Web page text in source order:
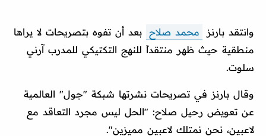
وانتقد بارنز محمد صلاح بعد أن تفوه بتصريحات لا يراها
منطقية حيث ظهر منتقداً للنهج التكتيكي للمدرب آرني
سلوت.
وقال بارنز في تصريحات نشرتها شبكة "جول" العالمية
عن تعويض رحيل صلاح: "الحل ليس مجرد التعاقد مع
لاعبين، نحن نمتلك لاعبين مميزين".